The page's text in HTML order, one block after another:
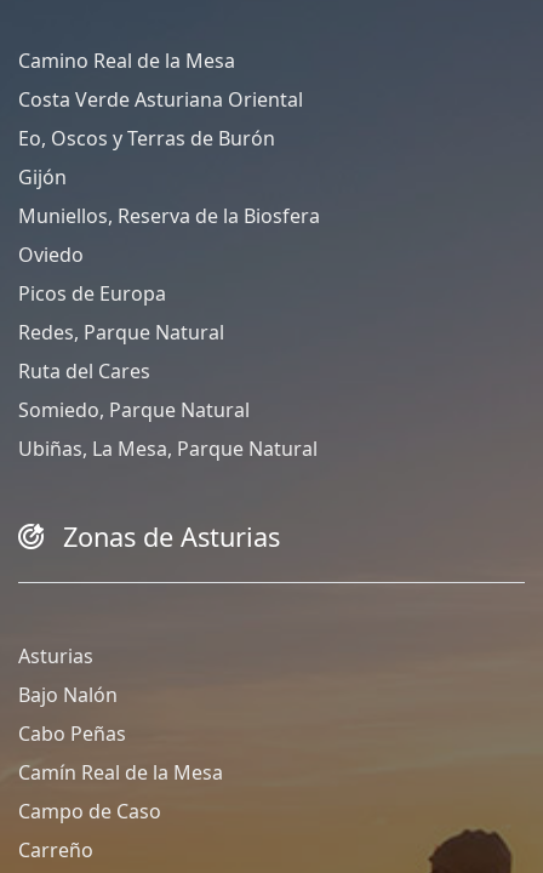
Camino Real de la Mesa
Costa Verde Asturiana Oriental
Eo, Oscos y Terras de Burón
Gijón
Muniellos, Reserva de la Biosfera
Oviedo
Picos de Europa
Redes, Parque Natural
Ruta del Cares
Somiedo, Parque Natural
Ubiñas, La Mesa, Parque Natural
Zonas de Asturias
Asturias
Bajo Nalón
Cabo Peñas
Camín Real de la Mesa
Campo de Caso
Carreño